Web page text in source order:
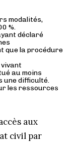
modalités,
%.
déclaré
que la procédure
au moins
une difficulté.
les ressources
aux
civil par